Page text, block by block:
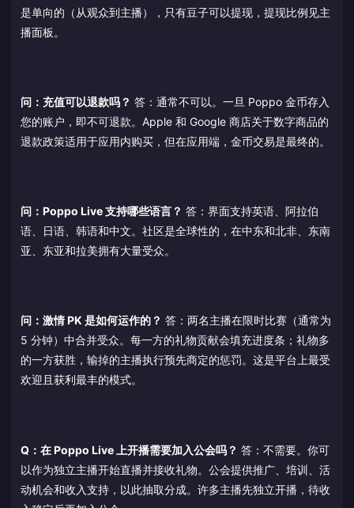
是单向的（从观众到主播），只有豆子可以提现，提现比例见主
播面板。
问：充值可以退款吗？ 答：通常不可以。一旦 Poppo 金币存入
您的账户，即不可退款。Apple 和 Google 商店关于数字商品的
退款政策适用于应用内购买，但在应用端，金币交易是最终的。
问：Poppo Live 支持哪些语言？ 答：界面支持英语、阿拉伯
语、日语、韩语和中文。社区是全球性的，在中东和北非、东南
亚、东亚和拉美拥有大量受众。
问：激情 PK 是如何运作的？ 答：两名主播在限时比赛（通常为
5 分钟）中合并受众。每一方的礼物贡献会填充进度条；礼物多
的一方获胜，输掉的主播执行预先商定的惩罚。这是平台上最受
欢迎且获利最丰的模式。
Q：在 Poppo Live 上开播需要加入公会吗？ 答：不需要。你可
以作为独立主播开始直播并接收礼物。公会提供推广、培训、活
动机会和收入支持，以此抽取分成。许多主播先独立开播，待收